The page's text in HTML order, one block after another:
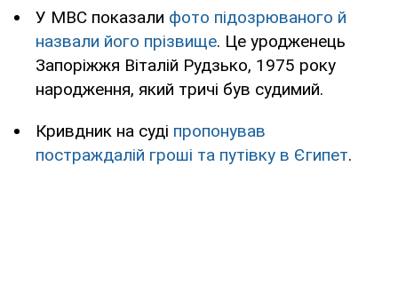
У МВС показали фото підозрюваного й
назвали його прізвище. Це уродженець
Запоріжжя Віталій Рудзько, 1975 року
народження, який тричі був судимий.
Кривдник на суді пропонував
постраждалій гроші та путівку в Єгипет.